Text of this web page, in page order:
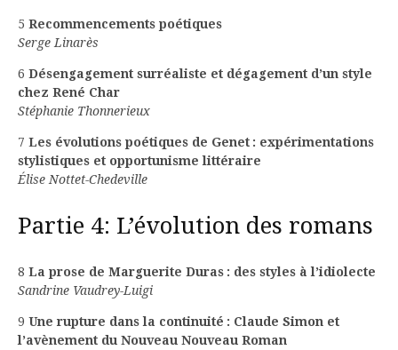
5 Recommencements poétiques
Serge Linarès
6 Désengagement surréaliste et dégagement d’un style
chez René Char
Stéphanie Thonnerieux
7 Les évolutions poétiques de Genet : expérimentations
stylistiques et opportunisme littéraire
Élise Nottet-Chedeville
Partie 4: L’évolution des romans
8 La prose de Marguerite Duras : des styles à l’idiolecte
Sandrine Vaudrey-Luigi
9 Une rupture dans la continuité : Claude Simon et
l’avènement du Nouveau Nouveau Roman